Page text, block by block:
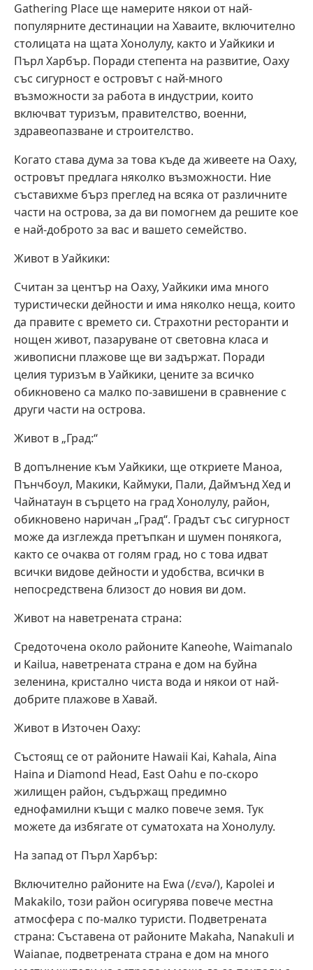
Gathering Place ще намерите някои от най-
популярните дестинации на Хаваите, включително
столицата на щата Хонолулу, както и Уайкики и
Пърл Харбър. Поради степента на развитие, Оаху
със сигурност е островът с най-много
възможности за работа в индустрии, които
включват туризъм, правителство, военни,
здравеопазване и строителство.
Когато става дума за това къде да живеете на Оаху,
островът предлага няколко възможности. Ние
съставихме бърз преглед на всяка от различните
части на острова, за да ви помогнем да решите кое
е най-доброто за вас и вашето семейство.
Живот в Уайкики:
Считан за център на Оаху, Уайкики има много
туристически дейности и има няколко неща, които
да правите с времето си. Страхотни ресторанти и
нощен живот, пазаруване от световна класа и
живописни плажове ще ви задържат. Поради
целия туризъм в Уайкики, цените за всичко
обикновено са малко по-завишени в сравнение с
други части на острова.
Живот в „Град:“
В допълнение към Уайкики, ще откриете Маноа,
Пънчбоул, Макики, Каймуки, Пали, Даймънд Хед и
Чайнатаун ​​в сърцето на град Хонолулу, район,
обикновено наричан „Град“. Градът със сигурност
може да изглежда претъпкан и шумен понякога,
както се очаква от голям град, но с това идват
всички видове дейности и удобства, всички в
непосредствена близост до новия ви дом.
Живот на наветрената страна:
Средоточена около районите Kaneohe, Waimanalo
и Kailua, наветрената страна е дом на буйна
зеленина, кристално чиста вода и някои от най-
добрите плажове в Хавай.
Живот в Източен Оаху:
Състоящ се от районите Hawaii Kai, Kahala, Aina
Haina и Diamond Head, East Oahu е по-скоро
жилищен район, съдържащ предимно
еднофамилни къщи с малко повече земя. Тук
можете да избягате от суматохата на Хонолулу.
На запад от Пърл Харбър:
Включително районите на Ewa (/ɛvə/), Kapolei и
Makakilo, този район осигурява повече местна
атмосфера с по-малко туристи. Подветрената
страна: Съставена от районите Makaha, Nanakuli и
Waianae, подветрената страна е дом на много